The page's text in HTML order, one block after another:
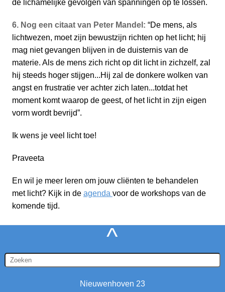
de lichamelijke gevolgen van spanningen op te lossen.
6. Nog een citaat van Peter Mandel: “De mens, als
lichtwezen, moet zijn bewustzijn richten op het licht; hij
mag niet gevangen blijven in de duisternis van de
materie. Als de mens zich richt op dit licht in zichzelf, zal
hij steeds hoger stijgen...Hij zal de donkere wolken van
angst en frustratie ver achter zich laten...totdat het
moment komt waarop de geest, of het licht in zijn eigen
vorm wordt bevrijd”.
Ik wens je veel licht toe!
Praveeta
En wil je meer leren om jouw cliënten te behandelen
met licht? Kijk in de agenda voor de workshops van de
komende tijd.
^
Nieuwenhoven 23